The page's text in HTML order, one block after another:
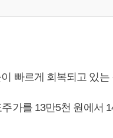
빠르게 회복되고 있는
가를 13만5천 원에서